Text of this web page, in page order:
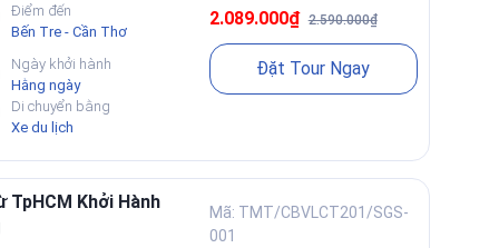
Điểm đến
Bến Tre - Cần Thơ
Ngày khởi hành
Hằng ngày
Di chuyển bằng
Xe du lịch
2.089.000₫2.590.000₫
Đặt Tour Ngay
TpHCM Khởi Hành
Mã: TMT/CBVLCT201/SGS-
001